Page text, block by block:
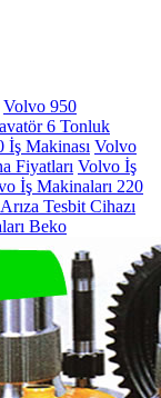
Volvo 950
6 Tonluk
İş Makinası Volvo
Fiyatları Volvo İş
İş Makinaları 220
Tesbit Cihazı
Beko